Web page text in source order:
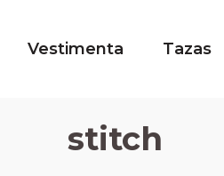
Vestimenta Tazas
stitch